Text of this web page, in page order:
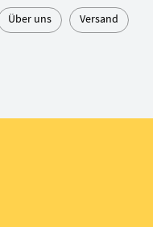
Über uns Versand